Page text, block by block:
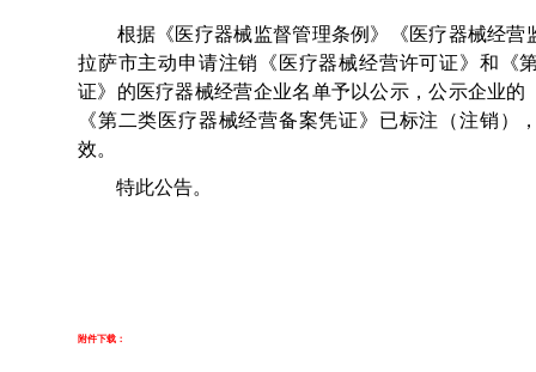
根据《医疗器械监督管理条例》《医疗器械经营
拉萨市主动申请注销《医疗器械经营许可证》和《
证》的医疗器械经营企业名单予以公示，公示企业的
《第二类医疗器械经营备案凭证》已标注（注销）
效。
特此公告。
附件下载：